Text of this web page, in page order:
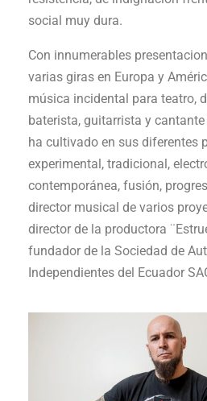
social muy dura.
Con innumerables
varias giras en Europa y
música incidental para teatro,
baterista, guitarrista y
ha cultivado en sus diferentes
experimental, tradicional,
contemporánea, fusión,
director musical de varios
director de la productora
fundador de la Sociedad de
Independientes del Ecuador